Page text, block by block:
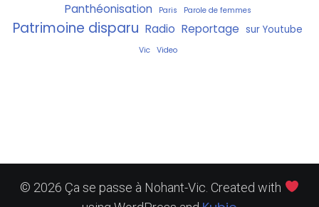
Panthéonisation
Paris Parole de femmes
Patrimoine disparu Radio Reportage sur Youtube
Vic Video
© 2026 Ça se passe à Nohant-Vic. Created with